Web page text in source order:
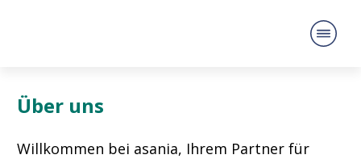
Über uns
Willkommen bei asania, Ihrem Partner für